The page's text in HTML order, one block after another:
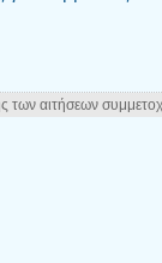
των αιτήσεων